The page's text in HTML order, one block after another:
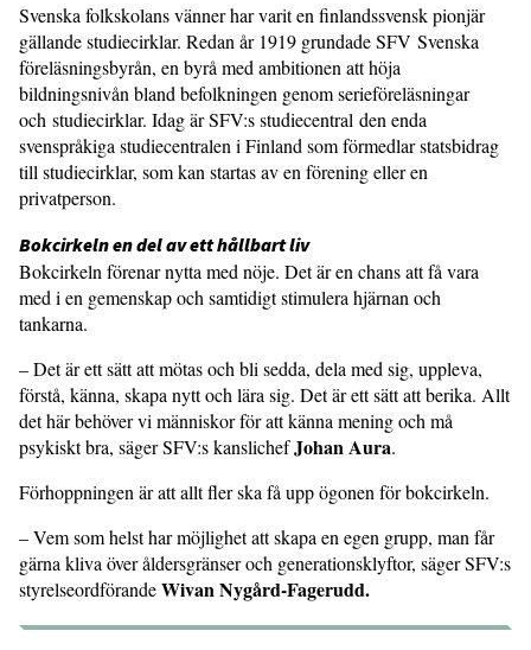
Svenska folkskolans vänner har varit en finlandssvensk pionjär
gällande studiecirklar. Redan år 1919 grundade SFV Svenska
föreläsningsbyrån, en byrå med ambitionen att höja
bildningsnivån bland befolkningen genom serieföreläsningar
och studiecirklar. Idag är SFV:s studiecentral den enda
svenspråkiga studiecentralen i Finland som förmedlar statsbidrag
till studiecirklar, som kan startas av en förening eller en
privatperson.
Bokcirkeln en del av ett hållbart liv
Bokcirkeln förenar nytta med nöje. Det är en chans att få vara
med i en gemenskap och samtidigt stimulera hjärnan och
tankarna.
– Det är ett sätt att mötas och bli sedda, dela med sig, uppleva,
förstå, känna, skapa nytt och lära sig. Det är ett sätt att berika. Allt
det här behöver vi människor för att känna mening och må
psykiskt bra, säger SFV:s kanslichefJohan Aura.
Förhoppningen är att allt fler ska få upp ögonen för bokcirkeln.
– Vem som helst har möjlighet att skapa en egen grupp, man får
gärna kliva över åldersgränser och generationsklyftor, säger SFV:s
styrelseordförandeWivan Nygård-Fagerudd.